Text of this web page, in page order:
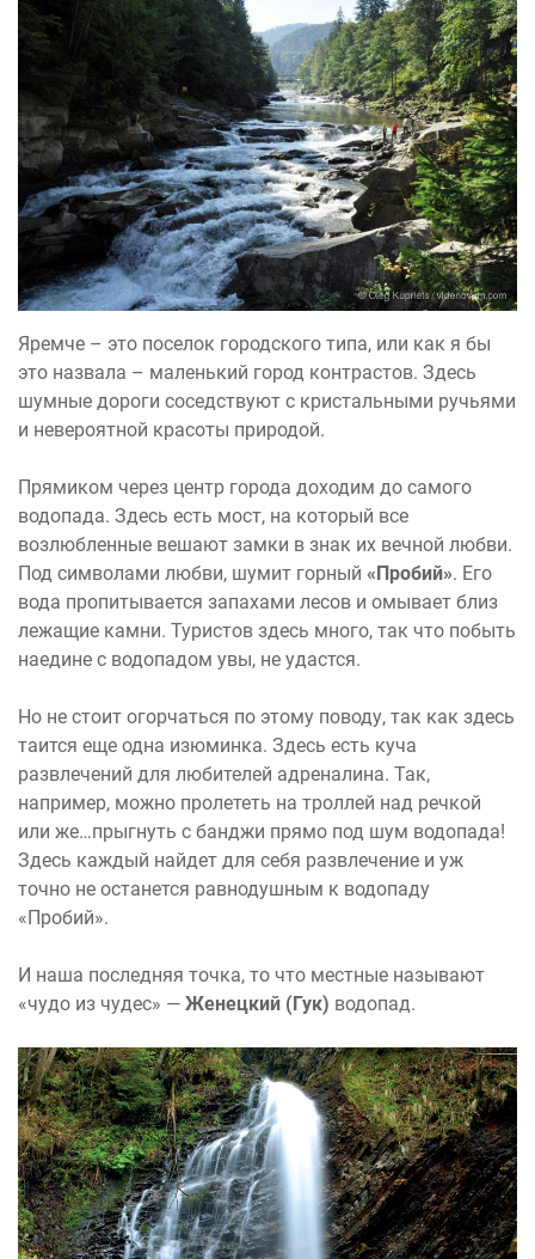
Яремче – это поселок городского типа, или как я бы
это назвала – маленький город контрастов. Здесь
шумные дороги соседствуют с кристальными ручьями
и невероятной красоты природой.
Прямиком через центр города доходим до самого
водопада. Здесь есть мост, на который все
возлюбленные вешают замки в знак их вечной любви.
Под символами любви, шумит горный «Пробий». Его
вода пропитывается запахами лесов и омывает близ
лежащие камни. Туристов здесь много, так что побыть
наедине с водопадом увы, не удастся.
Но не стоит огорчаться по этому поводу, так как здесь
таится еще одна изюминка. Здесь есть куча
развлечений для любителей адреналина. Так,
например, можно пролететь на троллей над речкой
или же…прыгнуть с банджи прямо под шум водопада!
Здесь каждый найдет для себя развлечение и уж
точно не останется равнодушным к водопаду
«Пробий».
И наша последняя точка, то что местные называют
«чудо из чудес» — Женецкий (Гук) водопад.